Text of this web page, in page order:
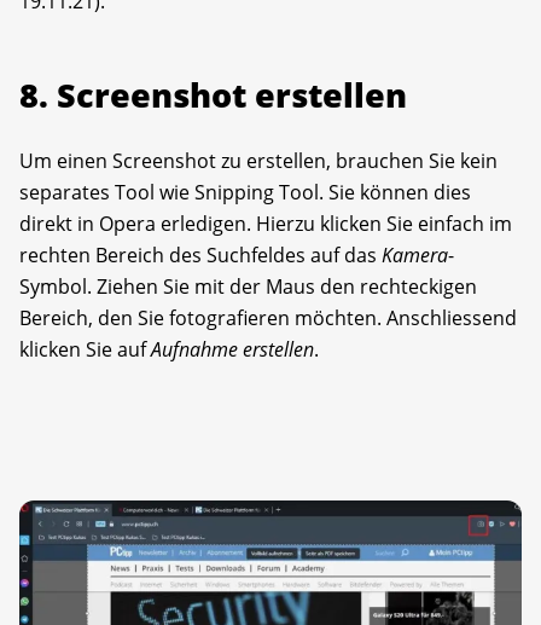
8. Screenshot erstellen
Um einen Screenshot zu erstellen, brauchen Sie kein
separates Tool wie Snipping Tool. Sie können dies
direkt in Opera erledigen. Hierzu klicken Sie einfach im
rechten Bereich des Suchfeldes auf das Kamera-
Symbol. Ziehen Sie mit der Maus den rechteckigen
Bereich, den Sie fotografieren möchten. Anschliessend
klicken Sie aufAufnahme erstellen.